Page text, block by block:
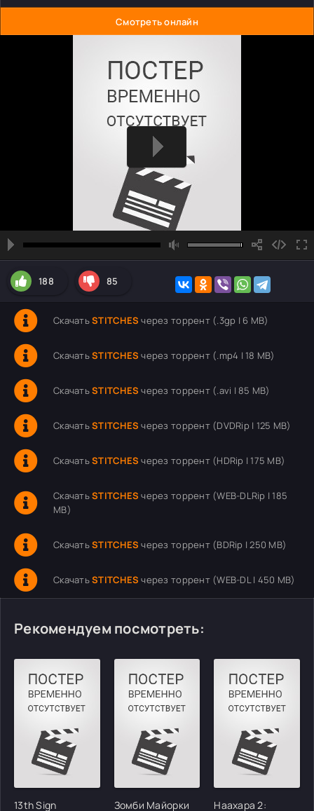
Смотреть онлайн
188 85
СкачатьSTITCHES через торрент (.3gp | 6 MB)
СкачатьSTITCHES через торрент (.mp4 | 18 MB)
СкачатьSTITCHES через торрент (.avi | 85 MB)
СкачатьSTITCHES через торрент (DVDRip | 125 MB)
СкачатьSTITCHES через торрент (HDRip | 175 MB)
СкачатьSTITCHES через торрент (WEB-DLRip | 185
MB)
СкачатьSTITCHES через торрент (BDRip | 250 MB)
СкачатьSTITCHES через торрент (WEB-DL | 450 MB)
Рекомендуем посмотреть:
13th Sign Зомби Майорки Наахара 2: